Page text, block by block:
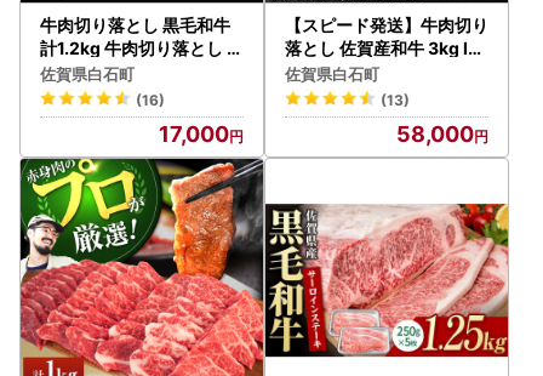
牛肉切り落とし 黒毛和牛
計1.2kg 牛肉切り落とし IA
X003
佐賀県白石町
(16)
17,000
【スピード発送】牛肉切り
落とし 佐賀産和牛 3kg IA
G004 牛肉切り落とし
佐賀県白石町
(13)
58,000